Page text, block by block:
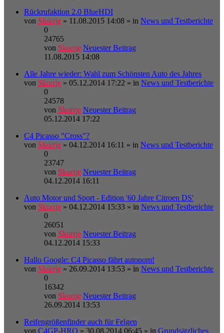
Rückrufaktion 2.0 BlueHDI
von Skorrje » 11.08.2015 14:08 » in News und Testberichte
0
24765
von Skorrje Neuester Beitrag
11.08.2015 14:08
Alle Jahre wieder: Wahl zum Schönsten Auto des Jahres
von Skorrje » 05.12.2014 17:22 » in News und Testberichte
0
24578
von Skorrje Neuester Beitrag
05.12.2014 17:22
C4 Picasso "Cross"?
von Skorrje » 04.12.2014 16:11 » in News und Testberichte
0
23747
von Skorrje Neuester Beitrag
04.12.2014 16:11
Auto Motor und Sport - Edition '60 Jahre Citroen DS'
von Skorrje » 04.12.2014 15:33 » in News und Testberichte
0
26051
von Skorrje Neuester Beitrag
04.12.2014 15:33
Hallo Google: C4 Picasso fährt autonom!
von Skorrje » 26.09.2014 13:53 » in News und Testberichte
0
16342
von Skorrje Neuester Beitrag
26.09.2014 13:53
Reifengrößenfinder auch für Felgen
von C4GP-HRO » 30.08.2014 06:45 » in Grundsätzliches